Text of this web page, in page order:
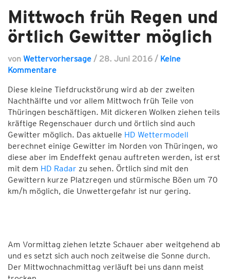
Mittwoch früh Regen und
örtlich Gewitter möglich
von Wettervorhersage / 28. Juni 2016 / Keine
Kommentare
Diese kleine Tiefdruckstörung wird ab der zweiten
Nachthälfte und vor allem Mittwoch früh Teile von
Thüringen beschäftigen. Mit dickeren Wolken ziehen teils
kräftige Regenschauer durch und örtlich sind auch
Gewitter möglich. Das aktuelle HD Wettermodell
berechnet einige Gewitter im Norden von Thüringen, wo
diese aber im Endeffekt genau auftreten werden, ist erst
mit dem HD Radar zu sehen. Örtlich sind mit den
Gewittern kurze Platzregen und stürmische Böen um 70
km/h möglich, die Unwettergefahr ist nur gering.
Am Vormittag ziehen letzte Schauer aber weitgehend ab
und es setzt sich auch noch zeitweise die Sonne durch.
Der Mittwochnachmittag verläuft bei uns dann meist